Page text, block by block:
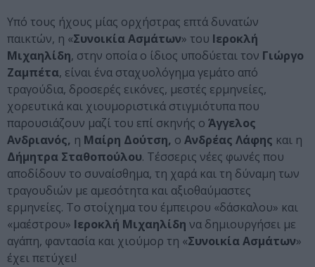
Υπό τους ήχους μίας ορχήστρας επτά δυνατών
παικτών, η «Συνοικία Ασμάτων» του Ιεροκλή
Μιχαηλίδη, στην οποία ο ίδιος υποδύεται τον Γιώργο
Ζαμπέτα, είναι ένα σταχυολόγημα γεμάτο από
τραγούδια, δροσερές εικόνες, μεστές ερμηνείες,
χορευτικά και χιουμοριστικά στιγμιότυπα που
παρουσιάζουν μαζί του επί σκηνής ο Άγγελος
Ανδριανός, η Μαίρη Δούτση, ο Ανδρέας Λάφης και η
Δήμητρα Σταθοπούλου. Τέσσερις νέες φωνές που
αποδίδουν το συναίσθημα, τη χαρά και τη δύναμη των
τραγουδιών με αμεσότητα και αξιοθαύμαστες
ερμηνείες. Το στοίχημα του έμπειρου «δάσκαλου» και
«μαέστρου» Ιεροκλή Μιχαηλίδη να δημιουργήσει με
αγάπη, φαντασία και χιούμορ τη «Συνοικία Ασμάτων»
έχει πετύχει!